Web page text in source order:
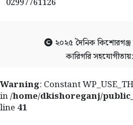
02997761126
২০২৫দৈনিক কিশোরগঞ্জ
কারিগরি সহযোগীতায়:
Warning: Constant
in/home/dkishoreganj/
line 41